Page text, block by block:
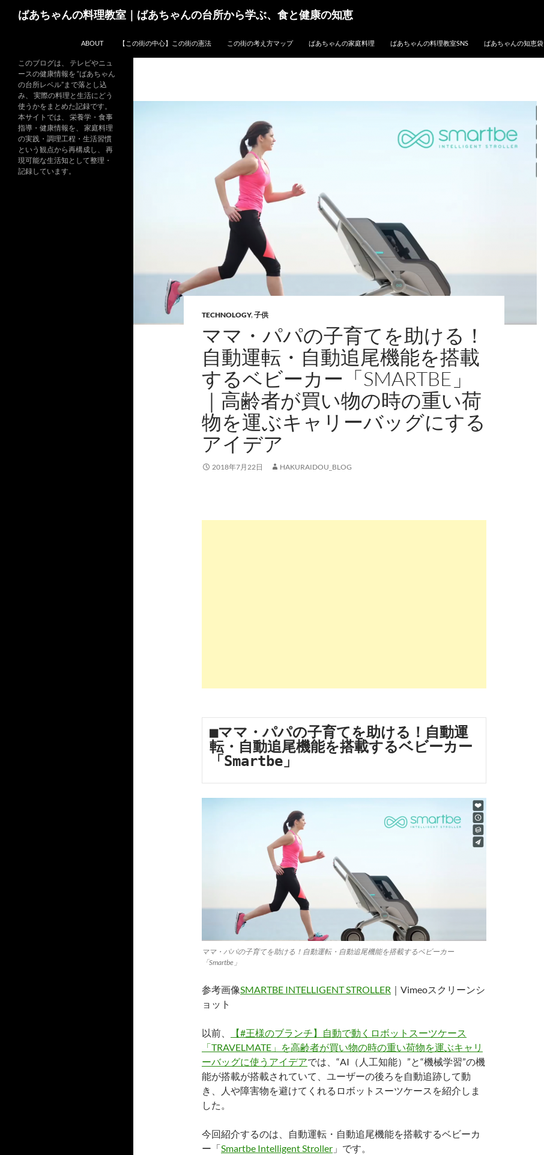
ばあちゃんの料理教室｜ばあちゃんの台所から学ぶ、食と健康の知恵
ABOUT 【この街の中心】この街の憲法 この街の考え方マップ ばあちゃんの家庭料理 ばあちゃんの料理教室SNS ばあちゃんの知恵袋
TECHNOLOGY,子供
ママ・パパの子育てを助ける！
自動運転・自動追尾機能を搭載
するベビーカー「SMARTBE」
｜高齢者が買い物の時の重い荷
物を運ぶキャリーバッグにする
アイデア
2018年7月22日 HAKURAIDOU_BLOG
■ママ・パパの子育てを助ける！自動運
転・自動追尾機能を搭載するベビーカー
「Smartbe」
ママ・パパの子育てを助ける！自動運転・自動追尾機能を搭載するベビーカー
「Smartbe」
参考画像SMARTBE INTELLIGENT STROLLER ｜Vimeoスクリーンシ
ョット
以前、
【#王様のブランチ】自動で動くロボットスーツケース
「TRAVELMATE」を高齢者が買い物の時の重い荷物を運ぶキャリ
ーバッグに使うアイデアでは、“AI（人工知能）”と“機械学習”の機
能が搭載が搭載されていて、ユーザーの後ろを自動追跡して動
き、人や障害物を避けてくれるロボットスーツケースを紹介しま
した。
今回紹介するのは、自動運転・自動追尾機能を搭載するベビーカ
ー「Smartbe Intelligent Stroller 」です。
このブログは、 テレビやニュ
ースの健康情報を “ばあちゃん
の台所レベル”まで落とし込
み、 実際の料理と生活にどう
使うかをまとめた記録です。
本サイトでは、 栄養学・食事
指導・健康情報を、 家庭料理
の実践・調理工程・生活習慣
という観点から再構成し、 再
現可能な生活知として整理・
記録しています。